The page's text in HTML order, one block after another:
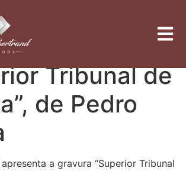
Tribunal
a gravura
Tribunal de
de Pedro
a gravura “Superior Tribunal